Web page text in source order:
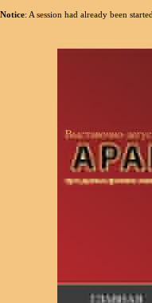
Notice: A session had already been